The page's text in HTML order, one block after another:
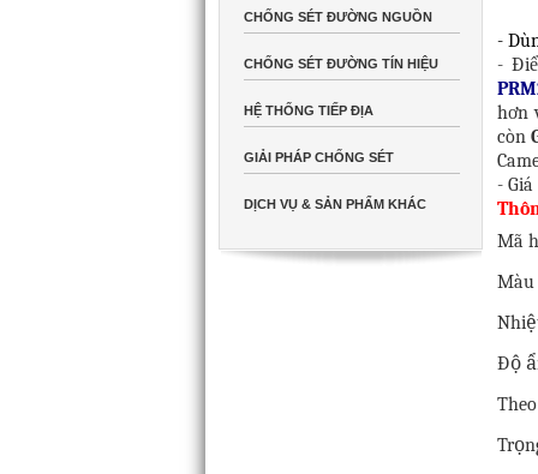
CHỐNG SÉT ĐƯỜNG NGUỒN
CHỐNG SÉT ĐƯỜNG TÍN HIỆU
HỆ THỐNG TIẾP ĐỊA
GIẢI PHÁP CHỐNG SÉT
DỊCH VỤ & SẢN PHẨM KHÁC
-
-
hơn
còn
-
Mã
Độ